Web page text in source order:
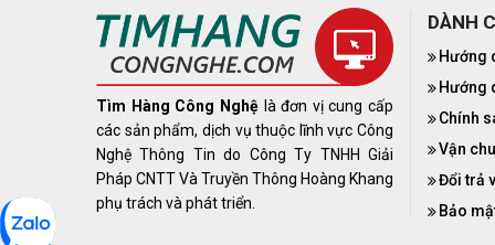
Tìm Hàng Công Nghệ là đơn vị cung cấp
các sản phẩm, dịch vụ thuộc lĩnh vực Công
Nghệ Thông Tin do Công Ty TNHH Giải
Pháp CNTT Và Truyền Thông Hoàng Khang
phụ trách và phát triển.
DÀNH
Hướng
Hướng
Chính
Vận
Đổi trả
Bảo